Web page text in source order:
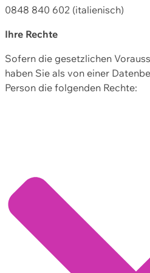
0848 840 602 (italienisch)
Ihre Rechte
Sofern die gesetzlichen
haben Sie als von einer
Person die folgenden Rechte: